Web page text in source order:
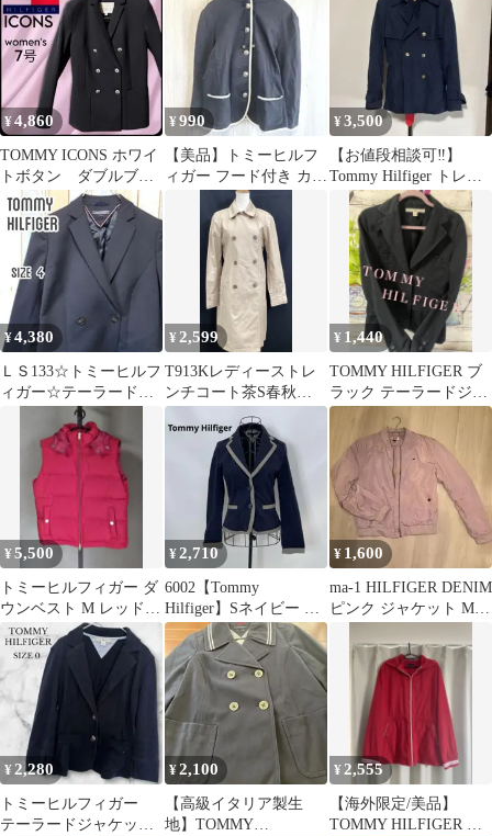
¥4,860
TOMMY ICONS ホワイ
トボタン ダブルブレ
スト紺ブレザー 美麗
品7号
¥990
【美品】トミーヒルフ
ィガー フード付き カッ
トソー ジャケット 紺 S
¥3,500
【お値段相談可‼️】
Tommy Hilfiger トレン
チコート
¥4,380
ＬＳ133☆トミーヒルフ
ィガー☆テーラードジ
ャケット☆紺ブレ☆
¥ 2,599
T913Kレディーストレ
ンチコート茶S春秋
TOMMYHILFIGER 1/20
¥ 1,440
TOMMY HILFIGER ブ
ラック テーラードジャ
ケット黒のデニム素材
麻と綿
¥5,500
トミーヒルフィガー ダ
ウンベスト M レッド
フード着脱可 ダブルジ
ップ 美品
¥2,710
6002【Tommy
Hilfiger】Sネイビー テ
ーラードジャケット
¥ 1,600
ma-1 HILFIGER DENIM
ピンク ジャケット M
¥2,280
トミーヒルフィガー
テーラードジャケッ
¥2,100
【高級イタリア製生
地】TOMMY
¥ 2,555
【海外限定/美品】
TOMMY HILFIGER フ